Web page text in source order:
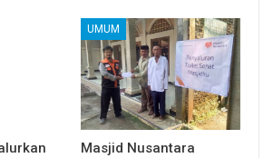
UMUM
Masjid Nusantara